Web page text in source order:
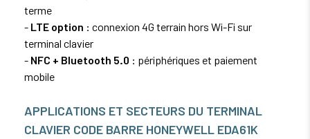
terme
- LTE option : connexion 4G terrain hors Wi-Fi sur
terminal clavier
- NFC + Bluetooth 5.0 : périphériques et paiement
mobile
APPLICATIONS ET SECTEURS DU TERMINAL
CLAVIER CODE BARRE HONEYWELL EDA61K